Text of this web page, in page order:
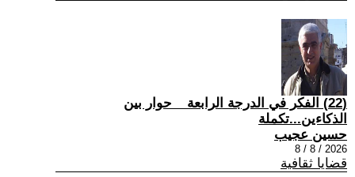
(22) الفكر في الدرجة الرابعة _ حوار بين
الذكاءين...تكملة
حسين عجيب
2026 / 8 / 8
قضايا ثقافية